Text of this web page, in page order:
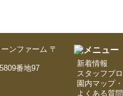
〒
番地97
新着情報
スタッフブ
園内マップ
よくある質問